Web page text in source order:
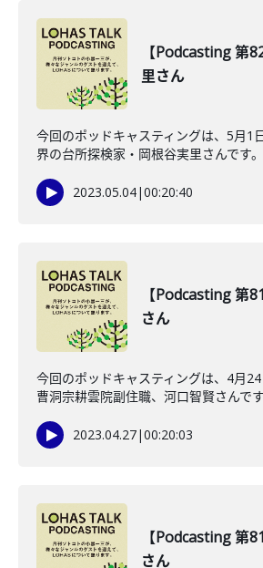
【Podcasting 第
里さん
今回のポッドキャスティングは、5月1
界の台所探検家・岡根谷実里さんです。
2023.05.04|00:20:40
【Podcasting 第
さん
今回のポッドキャスティングは、4月24
曹洞宗耕雲院副住職、河口智賢さんです
2023.04.27|00:20:03
【Podcasting 第
さん